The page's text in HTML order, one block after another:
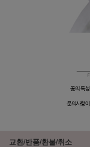
교환/반품/환불/취소